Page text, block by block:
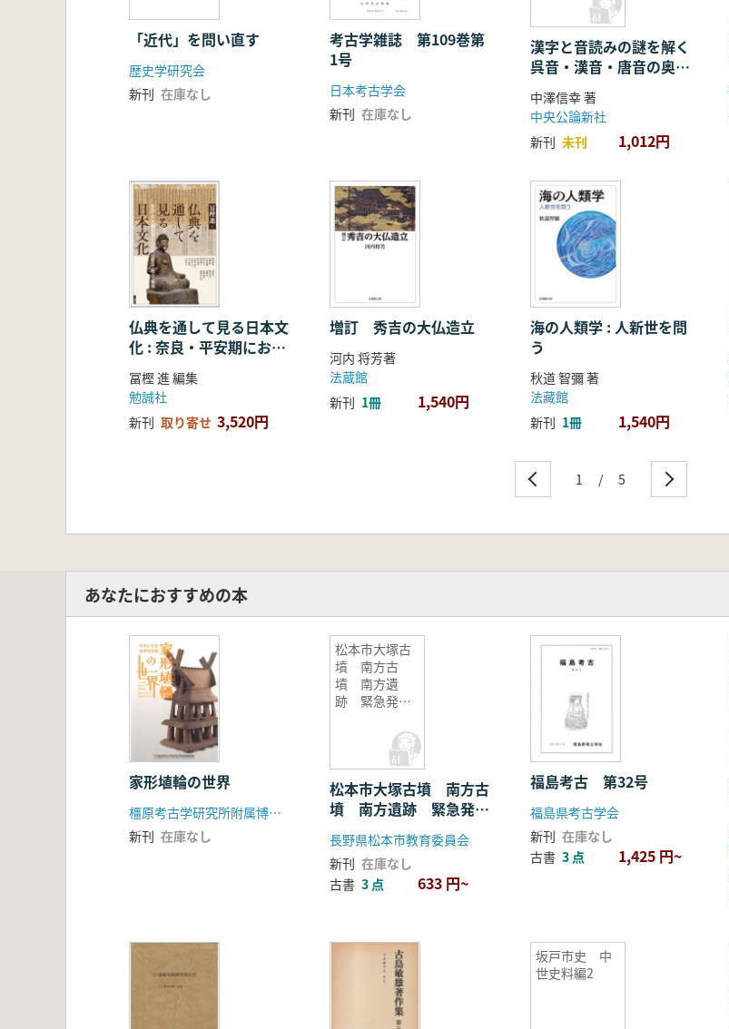
「近代」を問い直す
歴史学研究会
新刊 在庫なし
考古学雑誌 第109巻第
1号
日本考古学会
新刊 在庫なし
漢字と音読みの謎を解く
呉音・漢音・唐音の奥深
い世界
中澤信幸 著
中央公論新社
新刊 未刊 1,012円
仏典を通して見る日本文
化 : 奈良・平安期におけ
る仏教の受容・融合・展
開
冨樫 進 編集
勉誠社
新刊 取り寄せ 3,520円
増訂 秀吉の大仏造立
河内 将芳著
法蔵館
新刊 1冊 1,540円
海の人類学 : 人新世を問
う
秋道 智彌 著
法藏館
新刊 1冊 1,540円
1 / 5
あなたにおすすめの本
家形埴輪の世界
橿原考古学研究所附属博物館
新刊 在庫なし
松本市大塚古
墳 南方古
墳 南方遺
跡 緊急発掘
松本市大塚古墳 南方古
墳 南方遺跡 緊急発掘
調査報告書
長野県松本市教育委員会
新刊 在庫なし
古書 3 点 633 円~
福島考古 第32号
福島県考古学会
新刊 在庫なし
古書 3 点 1,425 円~
坂戸市史 中
世史料編2